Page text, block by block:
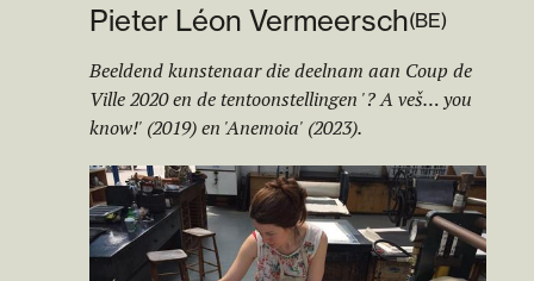
Pieter Léon Vermeersch(BE)
Beeldend kunstenaar die deelnam aan Coup de
Ville 2020 en de tentoonstellingen '? A veš… you
know!' (2019) en 'Anemoia' (2023).